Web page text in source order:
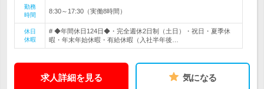
勤務
時間
8:30～17:30（実働8時間）
休日
休暇
# ◆年間休日124日◆・完全週休2日制（土日）・祝日・夏季休
暇・年末年始休暇・有給休暇（入社半年後…
求人詳細を見る 気になる